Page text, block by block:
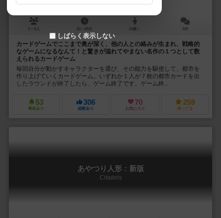
2～8人 20～60分 10歳～ 6件
カードゲームでここまで奥が深く、他の人との絡みが生まれ、戦略的
なゲームになるなんて！と驚きが溢れてやまない名作の１つとして数
えられるカードゲーム
毎回自分が動かすキャラクターを選び、その能力を駆使して、都市を
作り上げていくカードゲーム。いずれか１人が７枚の都市カードを出
したラウンドが終了したら、ゲーム終了です。ゲーム終...
53
興味あり
306
経験あり
70
お気に入り
259
持ってる
あやつり人形：新版
Citadels
しばらく表示しない